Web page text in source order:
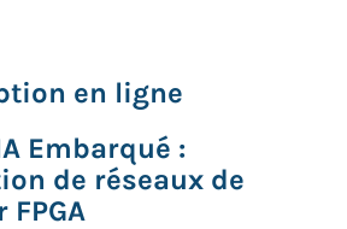
en ligne
Embarqué :
de réseaux de